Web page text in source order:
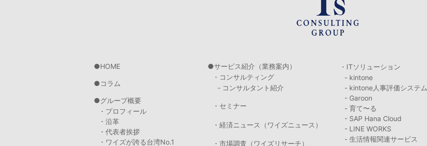
HOME
コラム
グループ概要
・プロフィール
・沿革
・代表者挨拶
・ワイズが誇る台湾No.1
サービス紹介（業務案内）
・コンサルティング
- コンサルタント紹介
・セミナー
・経済ニュース（ワイズニュース）
・市場調査（ワイズリサーチ）
・ITソリューション
- kintone
- kintone人事評価システム
- Garoon
- 育て〜る
- SAP Hana Cloud
- LINE WORKS
- 生活情報関連サービス